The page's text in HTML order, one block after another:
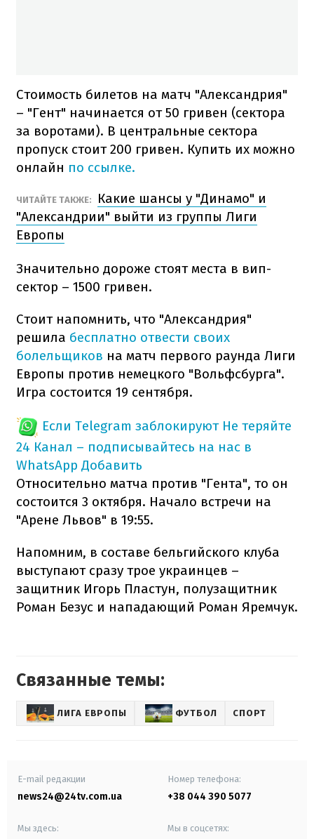
Стоимость билетов на матч "Александрия"
– "Гент" начинается от 50 гривен (сектора
за воротами). В центральные сектора
пропуск стоит 200 гривен. Купить их можно
онлайн по ссылке.
ЧИТАЙТЕ ТАКЖЕ:
Какие шансы у "Динамо" и
"Александрии" выйти из группы Лиги
Европы
Значительно дороже стоят места в вип-
сектор – 1500 гривен.
Стоит напомнить, что "Александрия"
решила бесплатно отвести своих
болельщиков на матч первого раунда Лиги
Европы против немецкого "Вольфсбурга".
Игра состоится 19 сентября.
Если Telegram заблокируют Не теряйте
24 Канал – подписывайтесь на нас в
WhatsApp Добавить
Относительно матча против "Гента", то он
состоится 3 октября. Начало встречи на
"Арене Львов" в 19:55.
Напомним, в составе бельгийского клуба
выступают сразу трое украинцев –
защитник Игорь Пластун, полузащитник
Роман Безус и нападающий Роман Яремчук.
Связанные темы:
ЛИГА ЕВРОПЫ ФУТБОЛ СПОРТ
E-mail редакции
news24@24tv.com.ua
Номер телефона:
+38 044 390 5077
Мы здесь: Мы в соцсетях: